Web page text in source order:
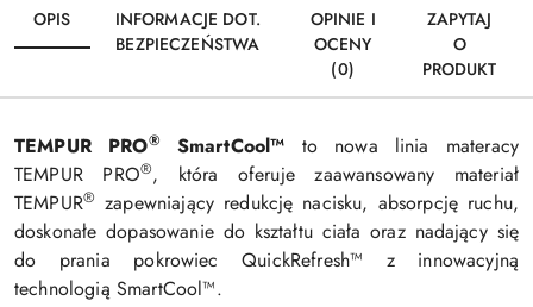
OPIS
INFORMACJE DOT.
BEZPIECZEŃSTWA
OPINIE I
OCENY
(0)
ZAPYTAJ
O
PRODUKT
TEMPUR PRO® SmartCool™
to nowa linia materacy
TEMPUR PRO®, która oferuje zaawansowany materiał
TEMPUR® zapewniający redukcję nacisku, absorpcję ruchu,
doskonałe dopasowanie do kształtu ciała oraz nadający się
do prania pokrowiec QuickRefresh™ z innowacyjną
technologią SmartCool™.